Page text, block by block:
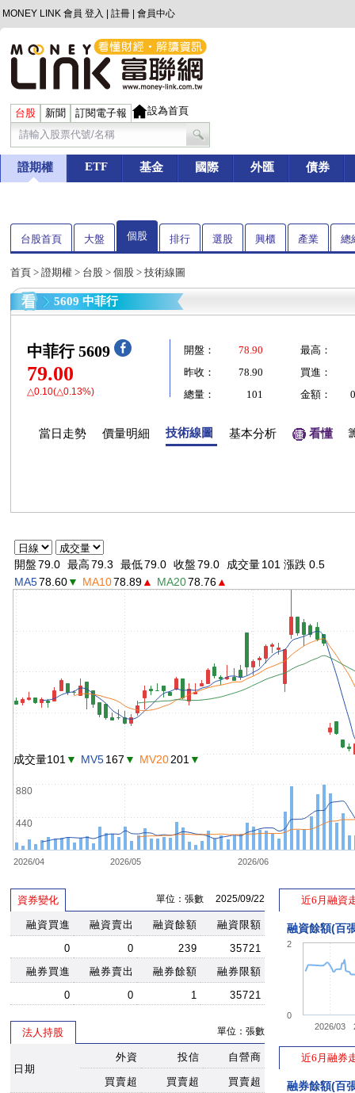
MONEY LINK 會員 登入 註冊 會員中心
台股 新聞 訂閱電子報 設為首頁
證期權 ETF 基金 國際 外匯 債券
台股首頁 大盤 個股 排行 選股 興櫃 產業 總
首頁 > 證期權 > 台股 > 個股 > 技術線圖
5609 中菲行
中菲行 5609
79.00
△0.10(△0.13%)
開盤： 78.90
最高：
昨收：
78.90
買進：
總量：
101 金額：
當日走勢 價量明細 技術線圖 基本分析 看懂
開盤79.0 最高79.3 最低79.0 收盤79.0 成交量101 漲跌 0.5
MA578.60▼ MA1078.89▲ MA2078.76▲
2026/04 2026/05 2026/06
440
880
成交量101 ▼ MV5167 ▼ MV20201 ▼
資券變化 單位：張數 2025/09/22
融資買進 融資賣出 融資餘額
融資限額
0
0 239
35721
融券買進
融券賣出 融券餘額
融券限額
0
0 1 35721
法人持股 單位：張數
日期
外資 投信 自營商
買賣超 買賣超
買賣超
近6月融資
融資餘額(百
2026/03
0
2
近6月融券
融券餘額(百